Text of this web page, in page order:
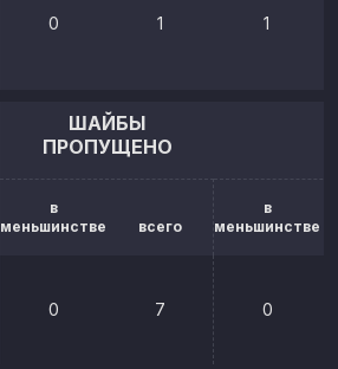
0 1 1
ШАЙБЫ
ПРОПУЩЕНО
в
меньшинстве
всего
в
меньшинстве
0 7 0